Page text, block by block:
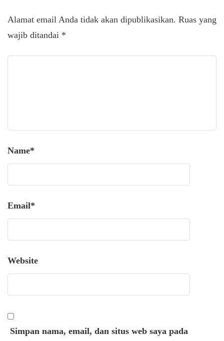
Alamat email Anda tidak akan dipublikasikan. Ruas yang
wajib ditandai *
Name*
Email*
Website
Simpan nama, email, dan situs web saya pada